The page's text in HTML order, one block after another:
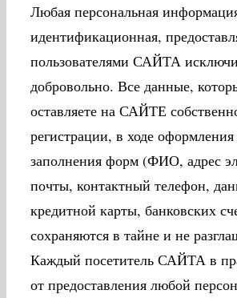
Любая персональная
идентификационная,
пользователями САЙТА
добровольно. Все данные,
оставляете на САЙТЕ
регистрации, в ходе оформления
заполнения форм (ФИО, адрес
почты, контактный телефон,
кредитной карты, банковских
сохраняются в тайне и не
Каждый посетитель САЙТА в
от предоставления любой